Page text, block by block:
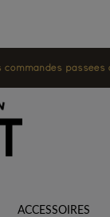
ACCESSOIRES